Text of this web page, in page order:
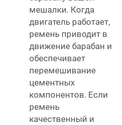
мешалки. Когда
двигатель работает,
ремень приводит в
движение барабан и
обеспечивает
перемешивание
цементных
компонентов. Если
ремень
качественный и